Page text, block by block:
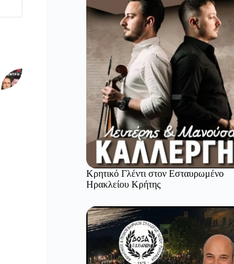
Κρητικό Γλέντι στον Εσταυρωμένο
Ηρακλείου Κρήτης